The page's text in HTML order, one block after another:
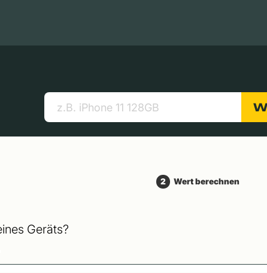
2 Wert berechnen
Geräts?